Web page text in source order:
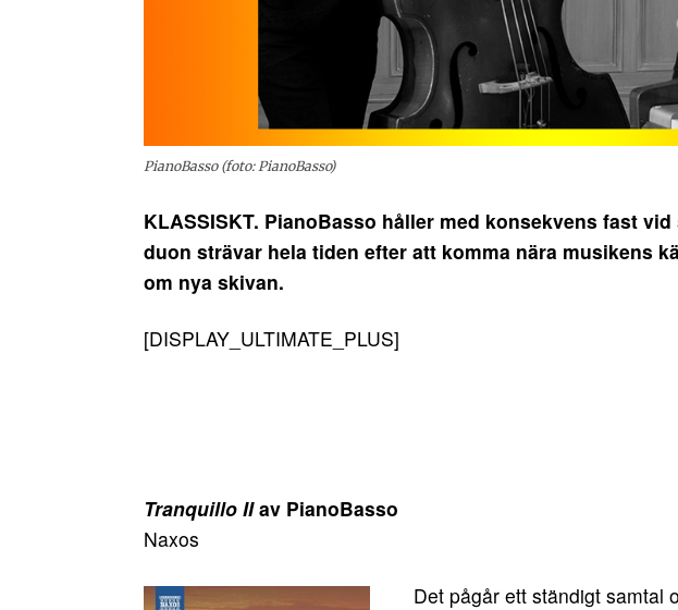
PianoBasso (foto: PianoBasso)
KLASSISKT. PianoBasso håller med konsekvens fast
duon strävar hela tiden efter att komma nära musikens
om nya skivan.
[DISPLAY_ULTIMATE_PLUS]
Tranquillo IIav PianoBasso
Naxos
Det pågår ett ständigt samtal